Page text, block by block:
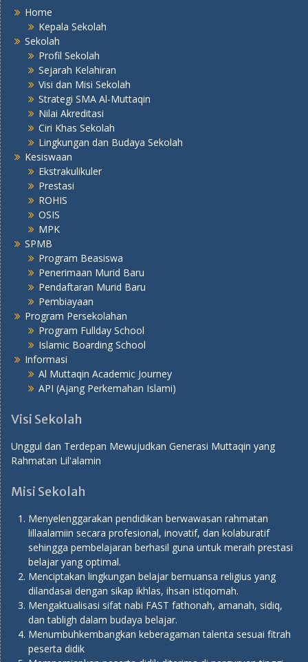
Home
Kepala Sekolah
Sekolah
Profil Sekolah
Sejarah Kelahiran
Visi dan Misi Sekolah
Strategi SMA Al-Muttaqin
Nilai Akreditasi
Ciri Khas Sekolah
Lingkungan dan Budaya Sekolah
Kesiswaan
Ekstrakulikuler
Prestasi
ROHIS
OSIS
MPK
SPMB
Program Beasiswa
Penerimaan Murid Baru
Pendaftaran Murid Baru
Pembiayaan
Program Persekolahan
Program Fullday School
Islamic Boarding School
Informasi
Al Muttaqin Academic Journey
API (Ajang Perkemahan Islami)
Visi Sekolah
Unggul dan Terdepan Mewujudkan Generasi Muttaqin yang
Rahmatan Lil'alamin
Misi Sekolah
Menyelenggarakan pendidikan berwawasan rahmatan
lillaalamiin secara profesional, inovatif, dan kolaburatif
sehingga pembelajaran berhasil guna untuk meraih prestasi
belajar yang optimal.
Menciptakan lingkungan belajar bernuansa religius yang
dilandasai dengan sikap ikhlas, ihsan istiqomah.
Mengaktualisasi sifat nabi FAST fathonah, amanah, sidiq,
dan tabligh dalam budaya belajar.
Menumbuhkembangkan keberagaman talenta sesuai fitrah
peserta didik